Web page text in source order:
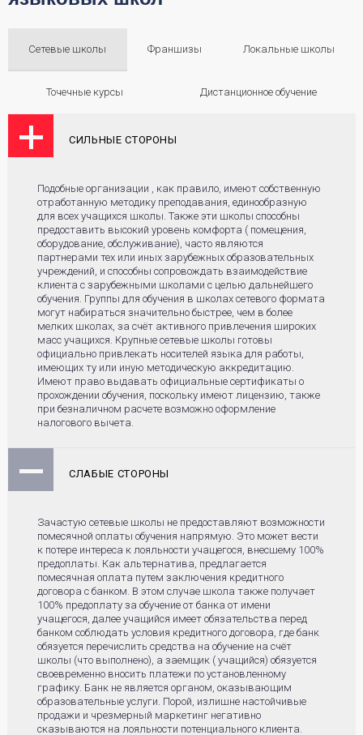
Сетевые школы Франшизы Локальные школы
Точечные курсы Дистанционное обучение
СИЛЬНЫЕ СТОРОНЫ
Подобные организации , как правило, имеют собственную
отработанную методику преподавания, единообразную
для всех учащихся школы. Также эти школы способны
предоставить высокий уровень комфорта ( помещения,
оборудование, обслуживание), часто являются
партнерами тех или иных зарубежных образовательных
учреждений, и способны сопровождать взаимодействие
клиента с зарубежными школами с целью дальнейшего
обучения. Группы для обучения в школах сетевого формата
могут набираться значительно быстрее, чем в более
мелких школах, за счёт активного привлечения широких
масс учащихся. Крупные сетевые школы готовы
официально привлекать носителей языка для работы,
имеющих ту или иную методическую аккредитацию.
Имеют право выдавать официальные сертификаты о
прохождении обучения, поскольку имеют лицензию, также
при безналичном расчете возможно оформление
налогового вычета.
СЛАБЫЕ СТОРОНЫ
Зачастую сетевые школы не предоставляют возможности
помесячной оплаты обучения напрямую. Это может вести
к потере интереса к лояльности учащегося, внесшему 100%
предоплаты. Как альтернатива, предлагается
помесячная оплата путем заключения кредитного
договора с банком. В этом случае школа также получает
100% предоплату за обучение от банка от имени
учащегося, далее учащийся имеет обязательства перед
банком соблюдать условия кредитного договора, где банк
обязуется перечислить средства на обучение на счёт
школы (что выполнено), а заемщик ( учащийся) обязуется
своевременно вносить платежи по установленному
графику. Банк не является органом, оказывающим
образовательные услуги. Порой, излишне настойчивые
продажи и чрезмерный маркетинг негативно
сказываются на лояльности потенциального клиента.